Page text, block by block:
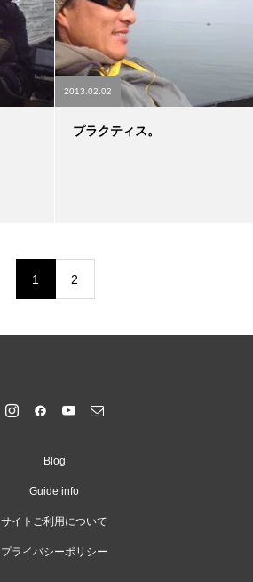
2013.02.02
プラクティス。
1 2
Blog
Guide info
サイトご利用について
プライバシーポリシー